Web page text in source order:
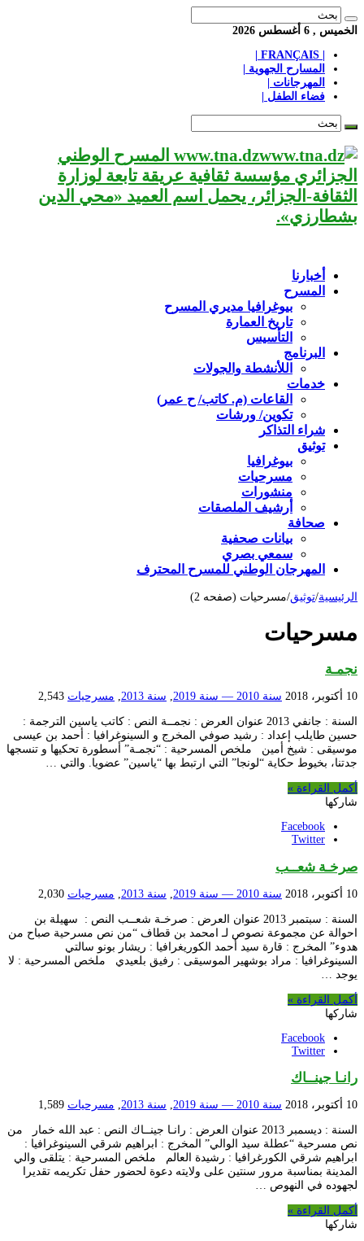
الخميس , 6 أغسطس 2026
المسارح الجهوية |
المهرجانات |
فضاء الطفل |
www.tna.dz المسرح الوطني
الجزائري مؤسسة ثقافية عريقة تابعة لوزارة
الثقافة-الجزائر، يحمل اسم العميد «محي الدين
بشطارزي».
أخبارنا
المسرح
بيوغرافيا مديري المسرح
تاريخ العمارة
التأسيس
البرنامج
اللأنشطة والجولات
خدمات
القاعات (م. كاتب/ ح عمر)
تكوين/ ورشات
شراء التذاكر
توثيق
بيوغرافيا
مسرحيات
منشورات
أرشيف الملصقات
صحافة
بيانات صحفية
سمعي بصري
المهرجان الوطني للمسرح المحترف
الرئيسية/توثيق/مسرحيات (صفحه 2)
مسرحيات
نجمـة
10 أكتوبر، 2018 سنة 2010 — سنة 2019 , سنة 2013 , مسرحيات 2,543
السنة : جانفي 2013 عنوان العرض : نجمــة النص : كاتب ياسين الترجمة :
حسين طايلب إعداد : رشيد صوفي المخرج و السينوغرافيا : أحمد بن عيسى
موسيقى : شيخ أمين ملخص المسرحية : “نجمـة” أسطورة تحكيها و تنسجها
جدتنا، بخيوط حكاية “لونجا” التي ارتبط بها “ياسين” عضويا. والتي …
أكمل القراءة »
شاركها
Facebook
Twitter
صرخـة شعــب
10 أكتوبر، 2018 سنة 2010 — سنة 2019 سنة 2013 مسرحيات 2,030
السنة : سبتمبر 2013 عنوان العرض : صرخـة شعــب النص : سهيلة بن
احوالة عن مجموعة نصوص لـ امحمد بن قطاف “من نص مسرحية صباح من
هدوء” المخرج : قارة سيد أحمد الكوريغرافيا : ريشار بونو سالتي
السينوغرافيا : مراد بوشهير الموسيقى : رفيق بلعيدي ملخص المسرحية : لا
يوجد …
أكمل القراءة »
شاركها
Facebook
Twitter
رانـا جينــاك
10 أكتوبر، 2018 سنة 2010 — سنة 2019 سنة 2013 مسرحيات 1,589
السنة : ديسمبر 2013 عنوان العرض : رانـا جينــاك النص : عبد الله خمار من
نص مسرحية “عطلة سيد الوالي” المخرج : ابراهيم شرقي السينوغرافيا :
ابراهيم شرقي الكورغرافيا : رشيدة العالم ملخص المسرحية : يتلقى والي
المدينة بمناسبة مرور سنتين على ولايته دعوة لحضور حفل تكريمه تقديرا
لجهوده في النهوص …
أكمل القراءة »
شاركها